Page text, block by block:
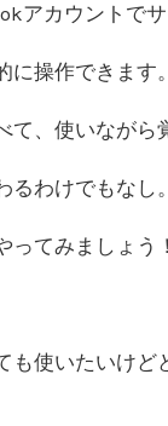
アカウントで
操作できます
、使いながら
わけでもなし。
ってみましょう！
も使いたいけ